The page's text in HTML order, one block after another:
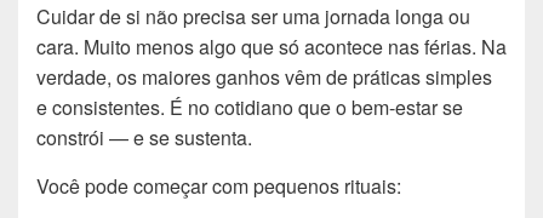
Cuidar de si não precisa ser uma jornada longa ou
cara. Muito menos algo que só acontece nas férias. Na
verdade, os maiores ganhos vêm de práticas simples
e consistentes. É no cotidiano que o bem-estar se
constrói — e se sustenta.
Você pode começar com pequenos rituais: